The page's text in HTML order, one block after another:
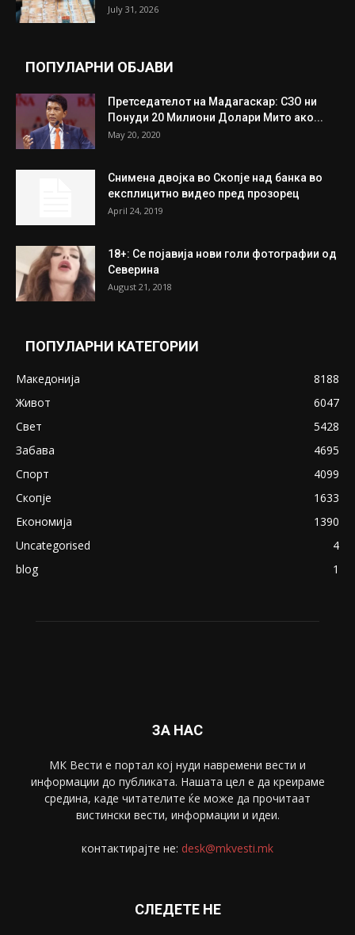
July 31, 2026
ПОПУЛАРНИ ОБЈАВИ
Претседателот на Мадагаскар: СЗО ни
Понуди 20 Милиони Долари Мито ако...
May 20, 2020
Снимена двојка во Скопје над банка во
експлицитно видео пред прозорец
April 24, 2019
18+: Се појавија нови голи фотографии од
Северина
August 21, 2018
ПОПУЛАРНИ КАТЕГОРИИ
Македонија
8188
Живот
6047
Свет
5428
Забава
4695
Спорт
4099
Скопје
1633
Економија
1390
Uncategorised
4
blog
1
ЗА НАС
МК Вести е портал коj нуди навремени вести и
информации до публиката. Нашата цел е да креираме
средина, каде читателите ќе може да прочитаат
вистински вести, информации и идеи.
контактирајте не: desk@mkvesti.mk
СЛЕДЕТЕ НЕ